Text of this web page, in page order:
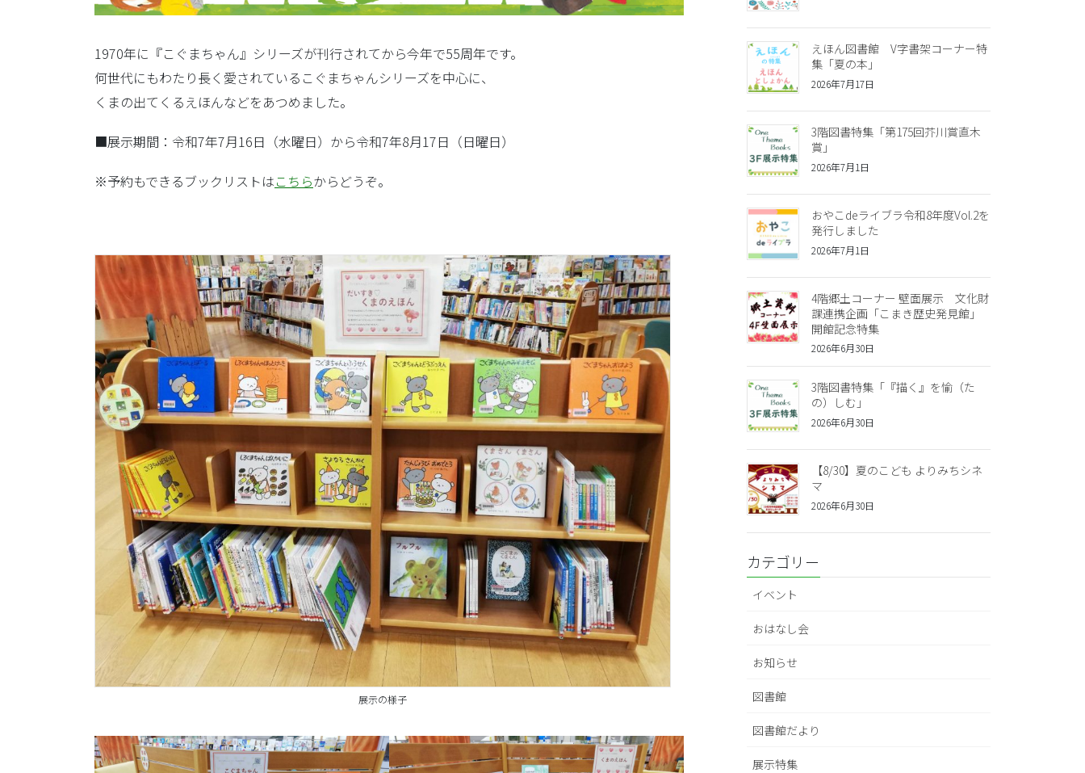
1970年に『こぐまちゃん』シリーズが刊行されてから今年で55周年です。
何世代にもわたり長く愛されているこぐまちゃんシリーズを中心に、
くまの出てくるえほんなどをあつめました。
■展示期間：令和7年7月16日（水曜日）から令和7年8月17日（日曜日）
※予約もできるブックリストはこちらからどうぞ。
展示の様子
えほん図書館 V字書架コーナー特
集「夏の本」
2026年7月17日
3階図書特集「第175回芥川賞直木
賞」
2026年7月1日
おやこdeライブラ令和8年度Vol.2を
発行しました
2026年7月1日
4階郷土コーナー 壁面展示 文化財
課連携企画「こまき歴史発見館」
開館記念特集
2026年6月30日
3階図書特集「『描く』を愉（た
の）しむ」
2026年6月30日
【8/30】夏のこども よりみちシネ
マ
2026年6月30日
カテゴリー
イベント
おはなし会
お知らせ
図書館
図書館だより
展示特集